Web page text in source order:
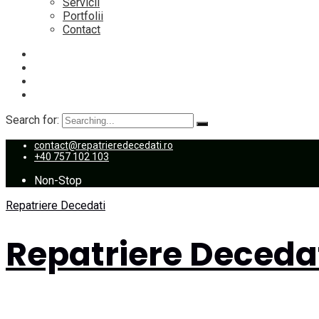
Portfolii
Contact
Search for:
contact@repatrieredecedati.ro
+40 757 102 103
Non-Stop
Repatriere Decedati
Repatriere